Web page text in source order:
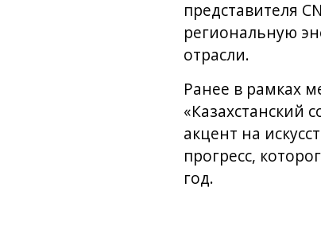
представителя
региональную
отрасли.
Ранее в рамках
«Казахстанский
акцент на
прогресс,
год.